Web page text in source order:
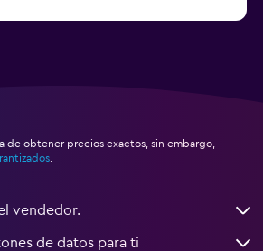
de obtener precios exactos, sin embargo,
vendedor.
de datos para ti